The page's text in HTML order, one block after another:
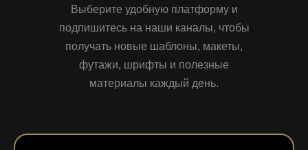
Выберите удобную платформу и
подпишитесь на наши каналы, чтобы
получать новые шаблоны, макеты,
футажи, шрифты и полезные
материалы каждый день.